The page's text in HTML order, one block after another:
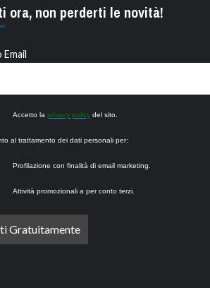
ora, non perderti le novità!
Accetto la privacy policydel sito.
al trattamento dei dati personali per:
Profilazione con finalità di email marketing.
Attività promozionali a per conto terzi.